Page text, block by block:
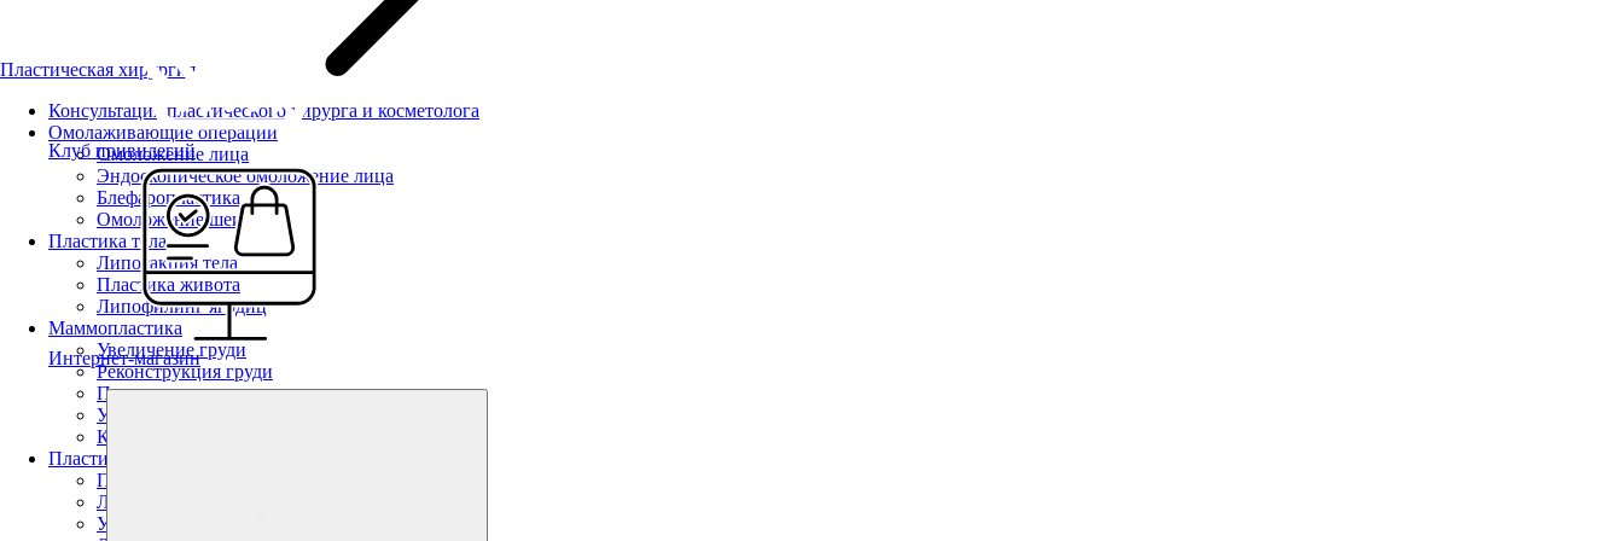
Пластическая хирургия
Консультация пластического хирурга и косметолога
Омолаживающие операции
Омоложение лица
Эндоскопическое омоложение лица
Блефаропластика
Омоложение шеи
Пластика тела
Липосакция тела
Пластика живота
Липофилинг ягодиц
Маммопластика
Увеличение груди
Реконструкция груди
Подтяжка груди
Уменьшение груди
Коррекция тубулярной груди
Пластика лица
Пластика лица
Липофилинг
Увеличение губ
Клуб привилегий
Интернет-магазин